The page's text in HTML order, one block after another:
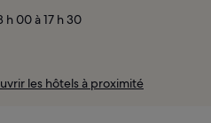
h 00 à 17 h 30
les hôtels à proximité